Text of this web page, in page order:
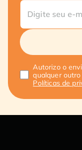
Autorizo o
qualquer
Políticas de